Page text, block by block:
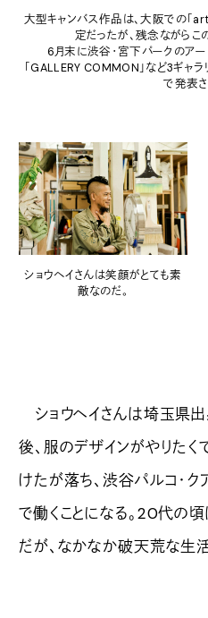
大型キャンバス作品は、大阪での「
定だったが、残念ながらこ
6月末に渋谷・宮下パークのアー
「GALLERY COMMON」など3ギャ
で発表さ
ショウヘイさんは笑顔がとても素
敵なのだ。
ショウヘイさんは埼玉県
後、服のデザインがやりた
けたが落ち、渋谷パルコ・
で働くことになる。20代の
だが、なかなか破天荒な生